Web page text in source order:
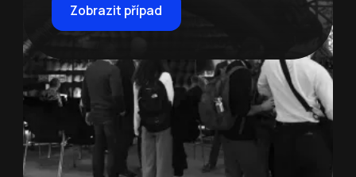
Zobrazit případ